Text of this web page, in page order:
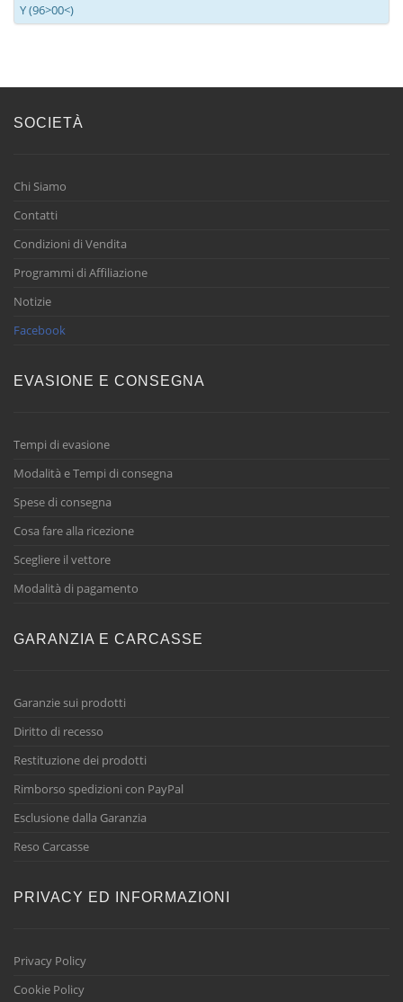
Y (96>00<)
SOCIETÀ
Chi Siamo
Contatti
Condizioni di Vendita
Programmi di Affiliazione
Notizie
Facebook
EVASIONE E CONSEGNA
Tempi di evasione
Modalità e Tempi di consegna
Spese di consegna
Cosa fare alla ricezione
Scegliere il vettore
Modalità di pagamento
GARANZIA E CARCASSE
Garanzie sui prodotti
Diritto di recesso
Restituzione dei prodotti
Rimborso spedizioni con PayPal
Esclusione dalla Garanzia
Reso Carcasse
PRIVACY ED INFORMAZIONI
Privacy Policy
Cookie Policy